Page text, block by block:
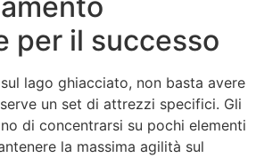
per il successo
lago ghiacciato, non basta avere
un set di attrezzi specifici. Gli
di concentrarsi su pochi elementi
la massima agilità sul